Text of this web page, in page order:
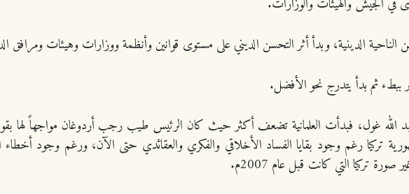
ببطء ثم بدأ يتدرج نحو الأفضل.
عبد الله غول، فبدأت العلمانية تضعف أكثر حيث كان الرئيس طيب رجب أردوغان مواجهاً لها
تركيا رغم وجود بقايا الفساد الأخلاقي والفكري والعقائدي حتى الآن، ورغم وجود
تركيا التي كانت قبل عام 2007م.